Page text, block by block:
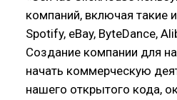
компаний, включая такие
Spotify, eBay, ByteDance,
Создание компании для
начать коммерческую
нашего открытого кода,